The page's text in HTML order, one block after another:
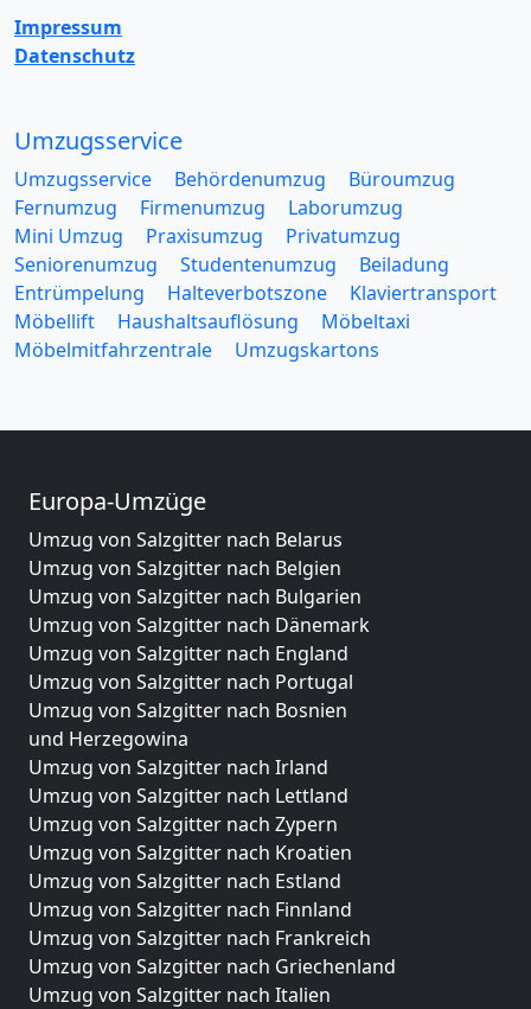
Impressum
Datenschutz
Umzugsservice
Umzugsservice Behördenumzug
Büroumzug
Fernumzug
Firmenumzug
Laborumzug
Mini Umzug
Praxisumzug
Privatumzug
Seniorenumzug
Studentenumzug
Beiladung
Entrümpelung
Halteverbotszone
Klaviertransport
Möbellift
Haushaltsauflösung
Möbeltaxi
Möbelmitfahrzentrale
Umzugskartons
Europa-Umzüge
Umzug von Salzgitter nach Belarus
Umzug von Salzgitter nach Belgien
Umzug von Salzgitter nach Bulgarien
Umzug von Salzgitter nach Dänemark
Umzug von Salzgitter nach England
Umzug von Salzgitter nach Portugal
Umzug von Salzgitter nach Bosnien
und Herzegowina
Umzug von Salzgitter nach Irland
Umzug von Salzgitter nach Lettland
Umzug von Salzgitter nach Zypern
Umzug von Salzgitter nach Kroatien
Umzug von Salzgitter nach Estland
Umzug von Salzgitter nach Finnland
Umzug von Salzgitter nach Frankreich
Umzug von Salzgitter nach Griechenland
Umzug von Salzgitter nach Italien